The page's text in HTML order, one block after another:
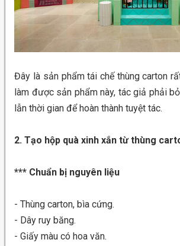
Đây là sản phẩm tái chế thùng carton
làm được sản phẩm này, tác giả phải
lẫn thời gian để hoàn thành tuyệt tác.
2. Tạo hộp quà xinh xắn từ thùng
*** Chuẩn bị nguyên liệu
- Thùng carton, bìa cứng.
- Dây ruy băng.
- Giấy màu có hoa văn.